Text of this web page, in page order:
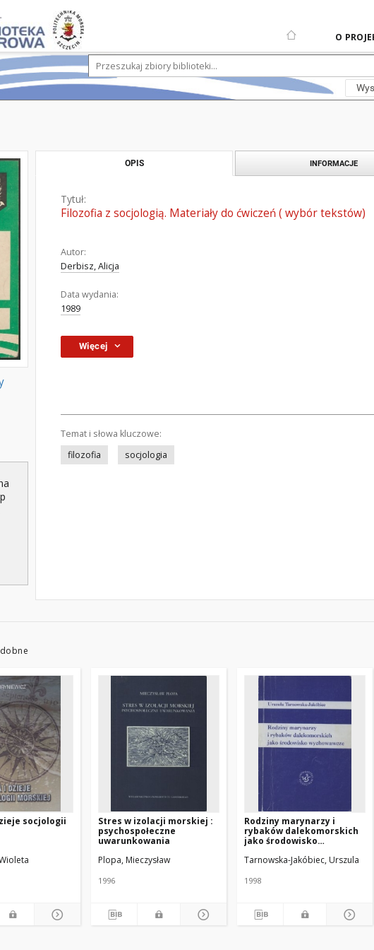
O
OPIS INFORMACJE
Tytuł:
Filozofia z socjologią. Materiały do ćwiczeń ( wybór tekstów)
Autor:
Derbisz, Alicja
Data wydania:
1989
Więcej
Temat i słowa kluczowe:
filozofia
socjologia
socjologii
Stres w izolacji morskiej :
psychospołeczne
uwarunkowania
Plopa, Mieczysław
1996
Rodziny marynarzy i
rybaków dalekomorskich
jako środowisko
Tarnowska-Jakóbiec, Urszula
1998